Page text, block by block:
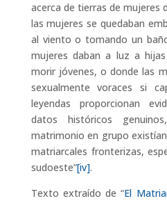
acerca de tierras de mujeres
las mujeres se quedaban
al viento o tomando un
mujeres daban a luz a
morir jóvenes, o donde las
sexualmente voraces si
leyendas proporcionan
datos históricos
matrimonio en grupo
matriarcales fronterizas,
sudoeste”[iv].
Texto extraído de “El